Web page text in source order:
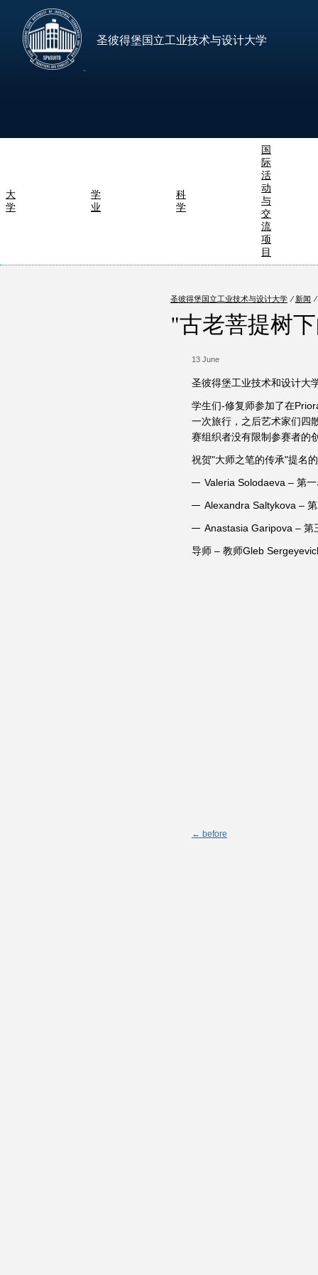
圣彼得堡国立工业技术与设计大学
大
学
学
业
科
学
国
际
活
动
与
交
流
项
目
圣彼得堡国立工业技术与设计大学 ⁄ 新闻 ⁄
"古老菩提树
13 June
圣彼得堡工业技术和设计大
学生们-修复师参加了在
一次旅行，之后艺术家们四
赛组织者没有限制参赛者的
祝贺"大师之笔的传承"提名
Valeria Solodaeva – 第
Alexandra Saltykova –
Anastasia Garipova – 第
导师 – 教师Gleb
← before